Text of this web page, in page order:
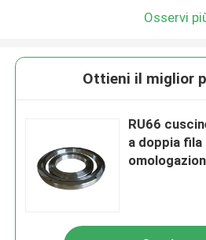
Osservi
Ottieni il miglior
RU66
a doppia